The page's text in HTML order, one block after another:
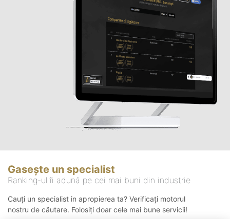
Gasește un specialist
Ranking-ul îi adună pe cei mai buni din industrie
Cauți un specialist in apropierea ta? Verificați motorul
nostru de căutare. Folosiți doar cele mai bune servicii!